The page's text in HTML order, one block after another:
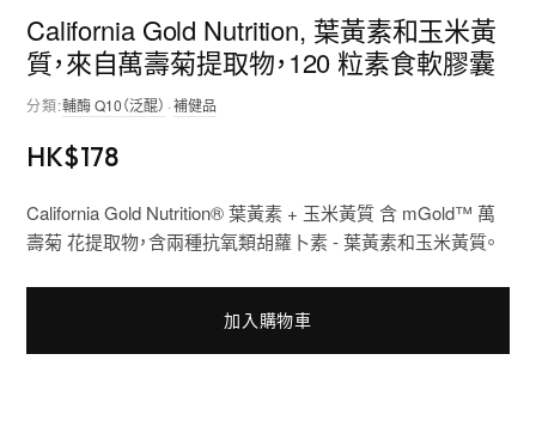
California Gold Nutrition, 葉黃素和玉米黃
質，來自萬壽菊提取物，120 粒素食軟膠囊
分類:輔酶 Q10（泛醌） ·補健品
HK$178
California Gold Nutrition® 葉黃素 + 玉米黃質 含 mGold™ 萬
壽菊 花提取物，含兩種抗氧類胡蘿卜素 - 葉黃素和玉米黃質。
加入購物車